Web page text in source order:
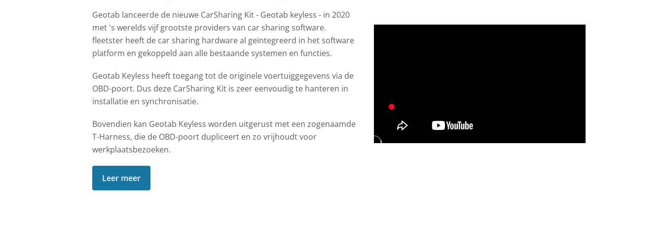
Geotab lanceerde de nieuwe CarSharing Kit - Geotab keyless - in 2020
met 's werelds vijf grootste providers van car sharing software.
fleetster heeft de car sharing hardware al geïntegreerd in het software
platform en gekoppeld aan alle bestaande systemen en functies.
Geotab Keyless heeft toegang tot de originele voertuiggegevens via de
OBD-poort. Dus deze CarSharing Kit is zeer eenvoudig te hanteren in
installatie en synchronisatie.
Bovendien kan Geotab Keyless worden uitgerust met een zogenaamde
T-Harness, die de OBD-poort dupliceert en zo vrijhoudt voor
werkplaatsbezoeken.
Leer meer